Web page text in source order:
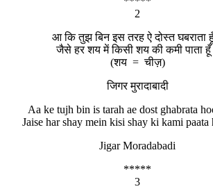
2
आ कि तुझ बिन इस तरह ऐ दोस्त घबराता
जैसे हर शय में किसी शय की कमी पाता हूँ
(शय = चीज़)
जिगर मुरादाबादी
Aa ke tujh bin is tarah ae dost ghabrata
Jaise har shay mein kisi shay ki kami paata
Jigar Moradabadi
*****
3